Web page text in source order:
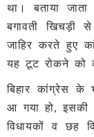
था। बताया
बगावती खिचड़ी
जाहिर करते हुए
यह टूट रोकने को
बिहार कांग्रेस
आ गया हो, इसकी
विधायकों व छह